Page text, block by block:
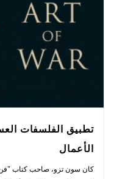
تطبيق الفلسفات
الأعمال
كان سون تزو، صاحب كتاب